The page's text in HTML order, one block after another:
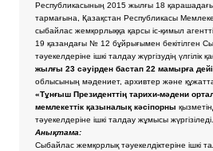
Республикасының 2015 жылғы 18
тармағына, Қазақстан Республикасы
сыбайлас жемқорлыққа қарсы іс-қимыл
19 қазандағы № 12 бұйрығымен бекітілген
тәуекелдеріне ішкі талдау жүргізудің үлгілік
жылғы 23 сәуірден бастап 22 мамырға
облысының мәдениет, архивтер және
«Тұнғыш Президенттің тарихи-мәдени
мемлекеттік қазыналық кәсіпорны
тәуекелдеріне ішкі талдау жұмысы жүргізіледі.
Анықтама:
Сыбайлас жемқорлық тәуекелдіктеріне ішкі